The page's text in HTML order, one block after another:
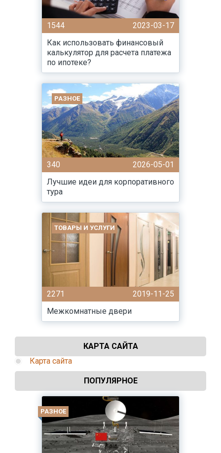
1544
2023-03-17
Как использовать финансовый
калькулятор для расчета платежа
по ипотеке?
РАЗНОЕ
340
2026-05-01
Лучшие идеи для корпоративного
тура
ТОВАРЫ И УСЛУГИ
2271
2019-11-25
Межкомнатные двери
КАРТА САЙТА
Карта сайта
ПОПУЛЯРНОЕ
РАЗНОЕ